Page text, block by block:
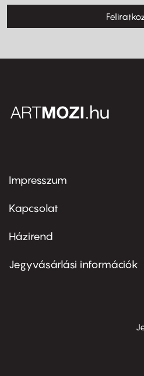
Footer
first
Impresszum
Kapcsolat
Footer
second
Házirend
Jegyvásárlási információk